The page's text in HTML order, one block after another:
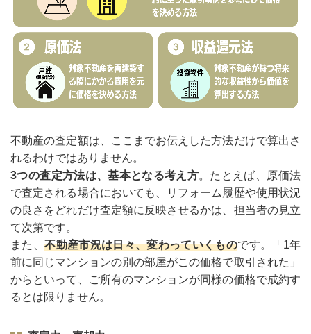
不動産の査定額は、ここまでお伝えした方法だけで算出さ
れるわけではありません。
3つの査定方法は、基本となる考え方。たとえば、原価法
で査定される場合においても、リフォーム履歴や使用状況
の良さをどれだけ査定額に反映させるかは、担当者の見立
て次第です。
また、不動産市況は日々、変わっていくものです。「1年
前に同じマンションの別の部屋がこの価格で取引された」
からといって、ご所有のマンションが同様の価格で成約す
るとは限りません。